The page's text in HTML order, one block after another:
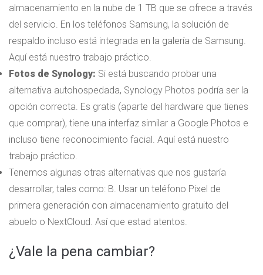
almacenamiento en la nube de 1 TB que se ofrece a través
del servicio. En los teléfonos Samsung, la solución de
respaldo incluso está integrada en la galería de Samsung.
Aquí está nuestro trabajo práctico.
Fotos de Synology: Si está buscando probar una
alternativa autohospedada, Synology Photos podría ser la
opción correcta. Es gratis (aparte del hardware que tienes
que comprar), tiene una interfaz similar a Google Photos e
incluso tiene reconocimiento facial. Aquí está nuestro
trabajo práctico.
Tenemos algunas otras alternativas que nos gustaría
desarrollar, tales como: B. Usar un teléfono Pixel de
primera generación con almacenamiento gratuito del
abuelo o NextCloud. Así que estad atentos.
¿Vale la pena cambiar?